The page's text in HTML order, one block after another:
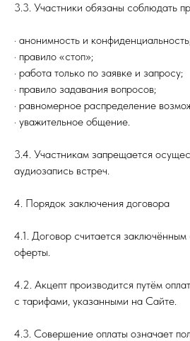
3.3. Участники обязаны соблюдать
· анонимность и
· правило «стоп»;
· работа только по заявке и запросу;
· правило задавания вопросов;
· равномерное распределение
· уважительное общение.
3.4. Участникам запрещается
аудиозапись встреч.
4. Порядок заключения договора
4.1. Договор считается
оферты.
4.2. Акцепт производится путём
с тарифами, указанными на Сайте.
4.3. Совершение оплаты означает